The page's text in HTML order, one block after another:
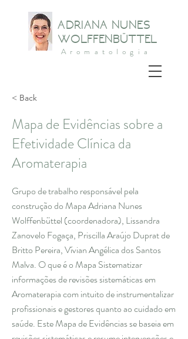
ADRIANA NUNES
WOLFFENBÜTTEL
Aromatologia
< Back
Mapa de Evidências sobre a
Efetividade Clínica da
Aromaterapia
Grupo de trabalho responsável pela
construção do Mapa Adriana Nunes
Wolffenbüttel (coordenadora), Lissandra
Zanovelo Fogaça, Priscilla Araújo Duprat de
Britto Pereira, Vívian Angélica dos Santos
Malva. O que é o Mapa Sistematizar
informações de revisões sistemáticas em
Aromaterapia com intuito de instrumentalizar
profissionais e gestores quanto ao cuidado em
saúde. Este Mapa de Evidências se baseia em